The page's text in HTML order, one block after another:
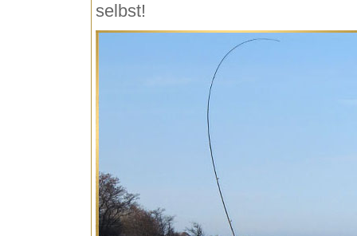
selbst!